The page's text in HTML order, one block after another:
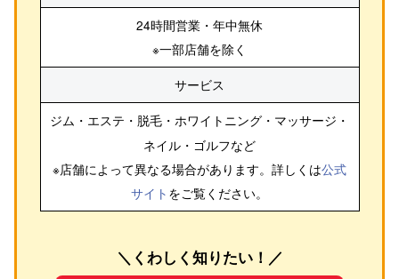
24時間営業・年中無休
※一部店舗を除く
サービス
ジム・エステ・脱毛・ホワイトニング・マッサージ・
ネイル・ゴルフなど
※店舗によって異なる場合があります。詳しくは公式
サイト をご覧ください。
＼くわしく知りたい！／